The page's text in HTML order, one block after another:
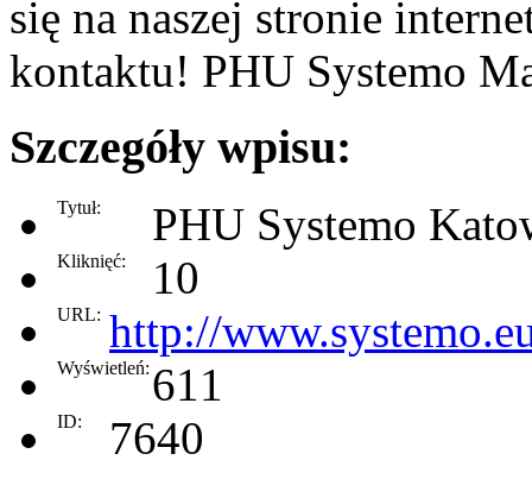
się na naszej stronie
kontaktu! PHU Systemo
Szczegóły wpisu:
Tytuł: PHU Systemo
Kliknięć: 10
URL: http://
Wyświetleń: 611
ID: 7640